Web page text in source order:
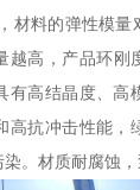
材料的弹性模
越高，产品环刚
有高结晶度、高
高抗冲击性能，
。材质耐腐蚀，